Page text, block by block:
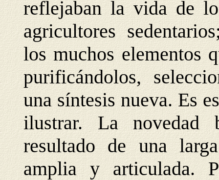
reflejaban la vida de
agricultores
los muchos elementos
purificándolos,
una síntesis nueva. Es
ilustrar. La novedad
resultado de una
amplia y articulada.